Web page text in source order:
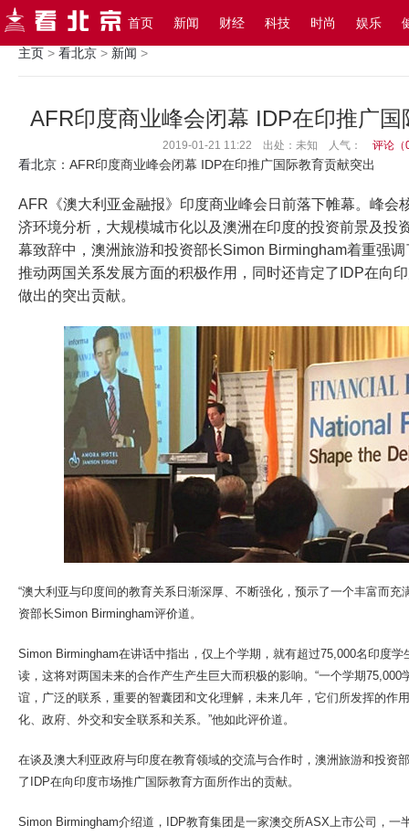
首页 新闻 财经 科技 时尚 娱乐搜索
主页 > 看北京 > 新闻 >
AFR印度商业峰会闭幕 IDP在印推广
2019-01-21 11:22 出处：未知 人气： 评论（
看北京 ：AFR印度商业峰会闭幕 IDP在印推广国际教育贡献突出
AFR《澳大利亚金融报》印度商业峰会日前落下帷幕。峰会
济环境分析，大规模城市化以及澳洲在印度的投资前景及投
幕致辞中，澳洲旅游和投资部长Simon Birmingham着重强
推动两国关系发展方面的积极作用，同时还肯定了IDP在向
做出的突出贡献。
“澳大利亚与印度间的教育关系日渐深厚、不断强化，预示了一个丰富而充
资部长Simon Birmingham评价道。
Simon Birmingham在讲话中指出，仅上个学期，就有超过75,000名印度
读，这将对两国未来的合作产生产生巨大而积极的影响。“一个学期75,000
谊，广泛的联系，重要的智囊团和文化理解，未来几年，它们所发挥的作
化、政府、外交和安全联系和关系。”他如此评价道。
在谈及澳大利亚政府与印度在教育领域的交流与合作时，澳洲旅游和投资
了IDP在向印度市场推广国际教育方面所作出的贡献。
Simon Birmingham介绍道，IDP教育集团是一家澳交所ASX上市公司，一